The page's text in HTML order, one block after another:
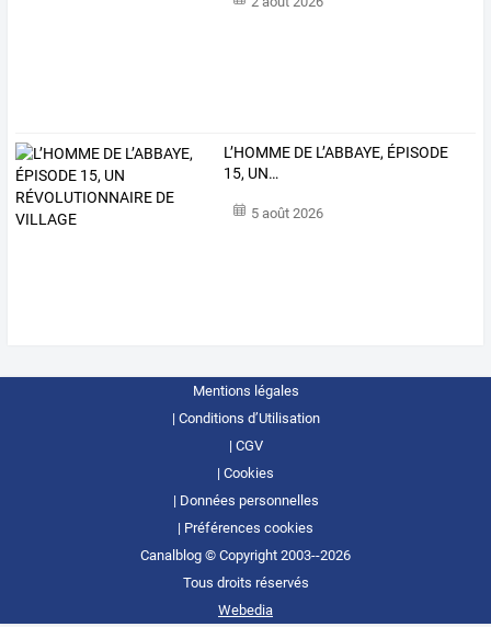
L’HOMME DE L’ABBAYE, ÉPISODE
15, UN…
5 août 2026
Mentions légales
Conditions d’Utilisation
CGV
Cookies
Données personnelles
Préférences cookies
Canalblog © Copyright 2003--2026
Tous droits réservés
Webedia